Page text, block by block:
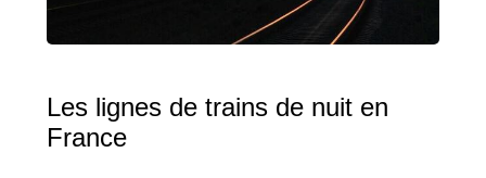
Les lignes de trains de nuit en
France